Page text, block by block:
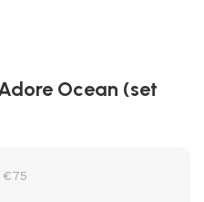
Ocean (set
€75